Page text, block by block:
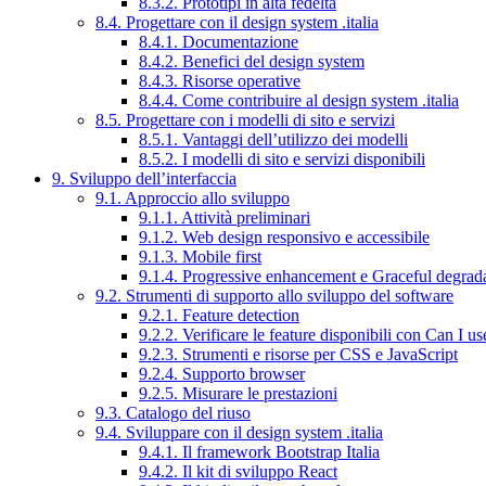
8.4. Progettare con il design system .italia
8.4.1. Documentazione
8.4.2. Benefici del design system
8.4.3. Risorse operative
8.4.4. Come contribuire al design system .italia
8.5. Progettare con i modelli di sito e servizi
8.5.1. Vantaggi dell’utilizzo dei modelli
8.5.2. I modelli di sito e servizi disponibili
9. Sviluppo dell’interfaccia
9.1. Approccio allo sviluppo
9.1.1. Attività preliminari
9.1.2. Web design responsivo e accessibile
9.1.3. Mobile first
9.1.4. Progressive enhancement e Graceful
9.2. Strumenti di supporto allo sviluppo del software
9.2.1. Feature detection
9.2.2. Verificare le feature disponibili con Can I
9.2.3. Strumenti e risorse per CSS e JavaScript
9.2.4. Supporto browser
9.2.5. Misurare le prestazioni
9.3. Catalogo del riuso
9.4. Sviluppare con il design system .italia
9.4.1. Il framework Bootstrap Italia
9.4.2. Il kit di sviluppo React